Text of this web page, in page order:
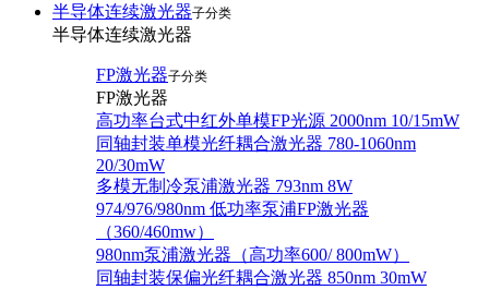
半导体连续激光器子分类
半导体连续激光器
FP激光器子分类
FP激光器
高功率台式中红外单模FP光源 2000nm 10/15mW
同轴封装单模光纤耦合激光器 780-1060nm
20/30mW
多模无制冷泵浦激光器 793nm 8W
974/976/980nm 低功率泵浦FP激光器
（360/460mw）
980nm泵浦激光器（高功率600/ 800mW）
同轴封装保偏光纤耦合激光器 850nm 30mW